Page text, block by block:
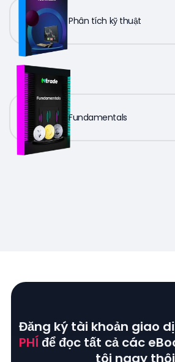
Phân tích kỹ thuật
Fundamentals
Đăng ký tài khoản giao
PHÍđể đọc tất cả các
tôi ngay